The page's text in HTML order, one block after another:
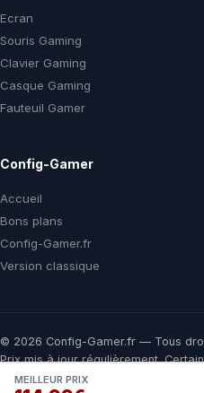
MEILLEUR PRIX
Ecran
Souris Gaming
Clavier Gaming
Casque Gaming
Fauteuil Gamer
Config-Gamer
Accueil
Bons plans
Config-Gamer.fr
Version classique
© 2026 Config-Gamer.fr — Tous
Prix mis à jour régulièrement.
vous payez le même prix chez le